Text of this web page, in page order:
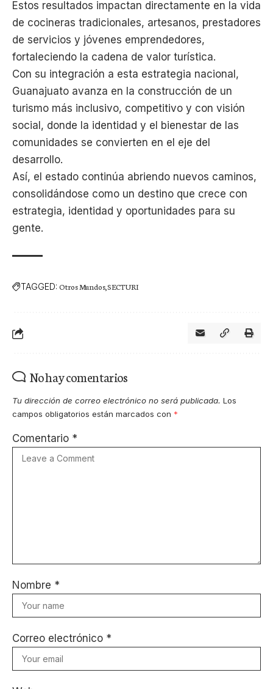
Estos resultados impactan directamente en la vida
de cocineras tradicionales, artesanos, prestadores
de servicios y jóvenes emprendedores,
fortaleciendo la cadena de valor turística.
Con su integración a esta estrategia nacional,
Guanajuato avanza en la construcción de un
turismo más inclusivo, competitivo y con visión
social, donde la identidad y el bienestar de las
comunidades se convierten en el eje del
desarrollo.
Así, el estado continúa abriendo nuevos caminos,
consolidándose como un destino que crece con
estrategia, identidad y oportunidades para su
gente.
TAGGED: Otros Mundos SECTURI
No hay comentarios
Tu dirección de correo electrónico no será publicada. Los
campos obligatorios están marcados con *
Comentario *
Nombre *
Correo electrónico *